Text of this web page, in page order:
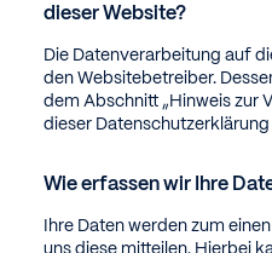
dieser Website?
Die Datenverarbeitung auf
den Websitebetreiber.
dem Abschnitt „Hinweis zur
dieser
Wie erfassen wir Ihre
Ihre Daten werden zum
uns diese mitteilen. Hierbei